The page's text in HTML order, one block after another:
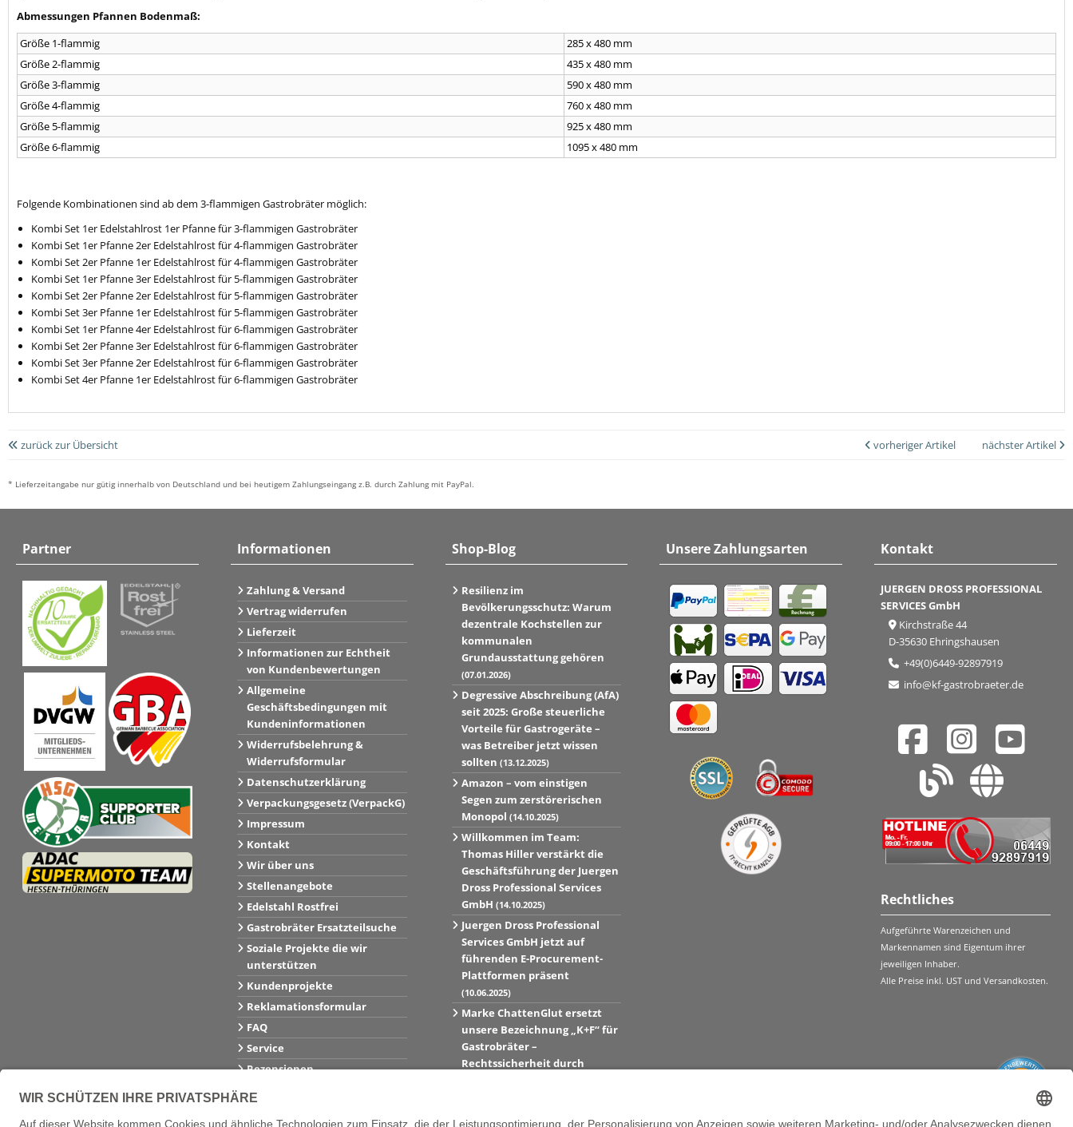
Abmessungen Pfannen Bodenmaß:
Größe 1-flammig
285 x 480 mm
Größe 2-flammig
435 x 480 mm
Größe 3-flammig
590 x 480 mm
Größe 4-flammig
760 x 480 mm
Größe 5-flammig
925 x 480 mm
Größe 6-flammig
1095 x 480 mm
Folgende Kombinationen sind ab dem 3-flammigen Gastrobräter möglich:
Kombi Set 1er Edelstahlrost 1er Pfanne für 3-flammigen Gastrobräter
Kombi Set 1er Pfanne 2er Edelstahlrost für 4-flammigen Gastrobräter
Kombi Set 2er Pfanne 1er Edelstahlrost für 4-flammigen Gastrobräter
Kombi Set 1er Pfanne 3er Edelstahlrost für 5-flammigen Gastrobräter
Kombi Set 2er Pfanne 2er Edelstahlrost für 5-flammigen Gastrobräter
Kombi Set 3er Pfanne 1er Edelstahlrost für 5-flammigen Gastrobräter
Kombi Set 1er Pfanne 4er Edelstahlrost für 6-flammigen Gastrobräter
Kombi Set 2er Pfanne 3er Edelstahlrost für 6-flammigen Gastrobräter
Kombi Set 3er Pfanne 2er Edelstahlrost für 6-flammigen Gastrobräter
Kombi Set 4er Pfanne 1er Edelstahlrost für 6-flammigen Gastrobräter
zurück zur Übersicht vorheriger Artikel nächster Artikel
* Lieferzeitangabe nur gütig innerhalb von Deutschland und bei heutigem Zahlungseingang z.B. durch Zahlung mit PayPal.
Informationen
Zahlung & Versand
Vertrag widerrufen
Lieferzeit
Informationen zur Echtheit
von Kundenbewertungen
Allgemeine
Geschäftsbedingungen mit
Kundeninformationen
Widerrufsbelehrung &
Widerrufsformular
Datenschutzerklärung
Verpackungsgesetz (VerpackG)
Impressum
Kontakt
Wir über uns
Stellenangebote
Edelstahl Rostfrei
Gastrobräter Ersatzteilsuche
Soziale Projekte die wir
unterstützen
Kundenprojekte
Reklamationsformular
FAQ
Service
Rezensionen
Shop-Blog
Resilienz im
Bevölkerungsschutz: Warum
dezentrale Kochstellen zur
kommunalen
Grundausstattung gehören
(07.01.2026)
Degressive Abschreibung (AfA)
seit 2025: Große steuerliche
Vorteile für Gastrogeräte –
was Betreiber jetzt wissen
sollten (13.12.2025)
Amazon – vom einstigen
Segen zum zerstörerischen
Monopol (14.10.2025)
Willkommen im Team:
Thomas Hiller verstärkt die
Geschäftsführung der Juergen
Dross Professional Services
GmbH (14.10.2025)
Juergen Dross Professional
Services GmbH jetzt auf
führenden E-Procurement-
Plattformen präsent
(10.06.2025)
Marke ChattenGlut ersetzt
unsere Bezeichnung „K+F“ für
Gastrobräter –
Rechtssicherheit durch
Zum Blog »
Partner Kontakt
JUERGEN DROSS PROFESSIONAL
SERVICES GmbH
Kirchstraße 44
D-35630 Ehringshausen
+49(0)6449-92897919
info@kf-gastrobraeter.de
Rechtliches
Aufgeführte Warenzeichen und
Markennamen sind Eigentum ihrer
jeweiligen Inhaber.
Alle Preise inkl. UST und Versandkosten.
Unsere Zahlungsarten